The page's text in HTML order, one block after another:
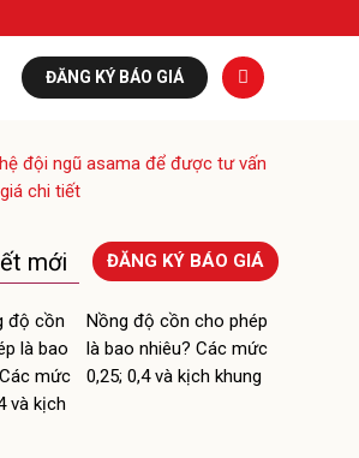
ĐĂNG KÝ BÁO GIÁ
mới ĐĂNG KÝ BÁO GIÁ
Nồng độ cồn cho phép
là bao nhiêu? Các mức
0,25; 0,4 và kịch khung